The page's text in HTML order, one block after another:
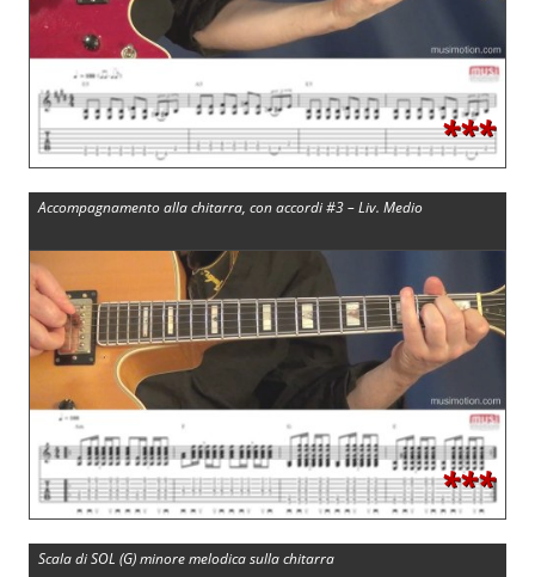
***
Accompagnamento alla chitarra, con accordi #3 – Liv. Medio
***
Scala di SOL (G) minore melodica sulla chitarra